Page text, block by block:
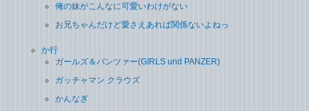
俺の妹がこんなに可愛いわけがない
お兄ちゃんだけど愛さえあれば関係ないよねっ
か行
ガールズ＆パンツァー(GIRLS und PANZER)
ガッチャマン クラウズ
かんなぎ